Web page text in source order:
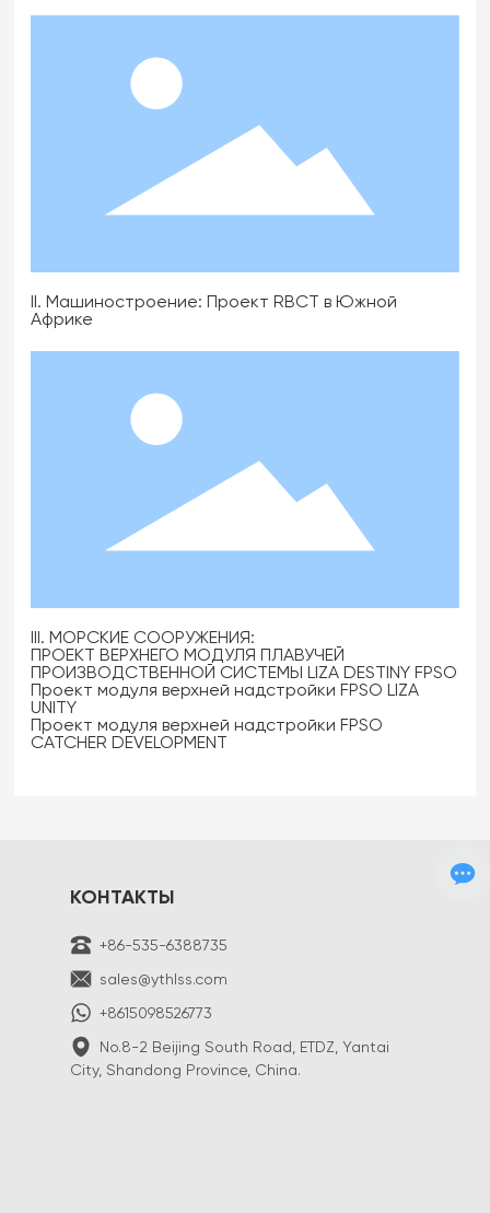
II. Машиностроение: Проект RBCT в Южной
Африке
III. МОРСКИЕ СООРУЖЕНИЯ:
ПРОЕКТ ВЕРХНЕГО МОДУЛЯ ПЛАВУЧЕЙ
ПРОИЗВОДСТВЕННОЙ СИСТЕМЫ LIZA DESTINY FPSO
Проект модуля верхней надстройки FPSO LIZA
UNITY
Проект модуля верхней надстройки FPSO
CATCHER DEVELOPMENT
КОНТАКТЫ
+86-535-6388735
sales@ythlss.com
+8615098526773
No.8-2 Beijing South Road, ETDZ, Yantai
City, Shandong Province, China.